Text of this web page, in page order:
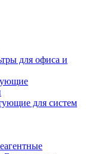
для офиса и
для систем